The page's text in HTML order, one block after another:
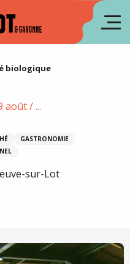
biologique
août / ...
GASTRONOMIE
sur-Lot